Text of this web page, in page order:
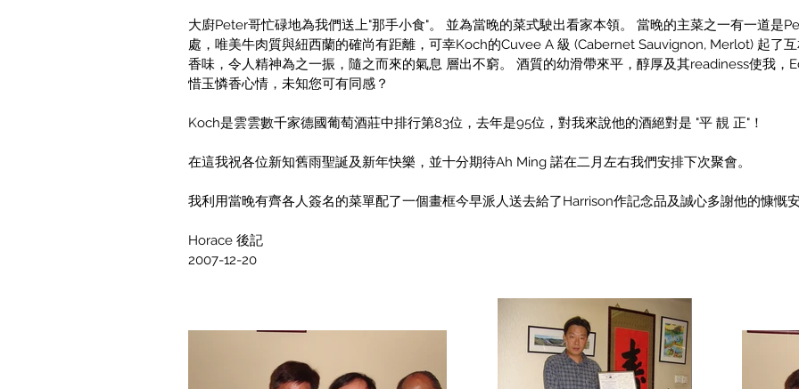
大廚Peter哥忙碌地為我們送上"那手小食"。 並為當晚的菜式駛出看家本領。 當晚的主菜之一有一道是
處，唯美牛肉質與紐西蘭的確尚有距離，可幸Koch的Cuvee A 級 (Cabernet Sauvignon, Merlot) 起了
香味，令人精神為之一振，隨之而來的氣息 層出不窮。 酒質的幼滑帶來平，醇厚及其readiness使我
惜玉憐香心情，未知您可有同感？
Koch是雲雲數千家德國葡萄酒莊中排行第83位，去年是95位，對我來說他的酒絕對是 "平 靚 正"！
在這我祝各位新知舊雨聖誕及新年快樂，並十分期待Ah Ming 諾在二月左右我們安排下次聚會。
我利用當晚有齊各人簽名的菜單配了一個畫框今早派人送去給了Harrison作記念品及誠心多謝他的慷慨
Horace 後記
2007-12-20